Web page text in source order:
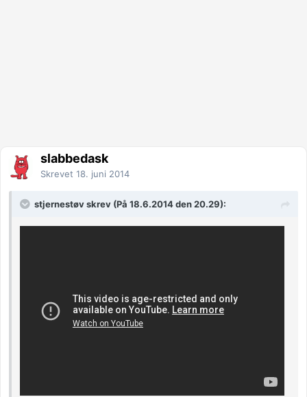
slabbedask
Skrevet 18. juni 2014
stjernestøv skrev (På 18.6.2014 den 20.29):